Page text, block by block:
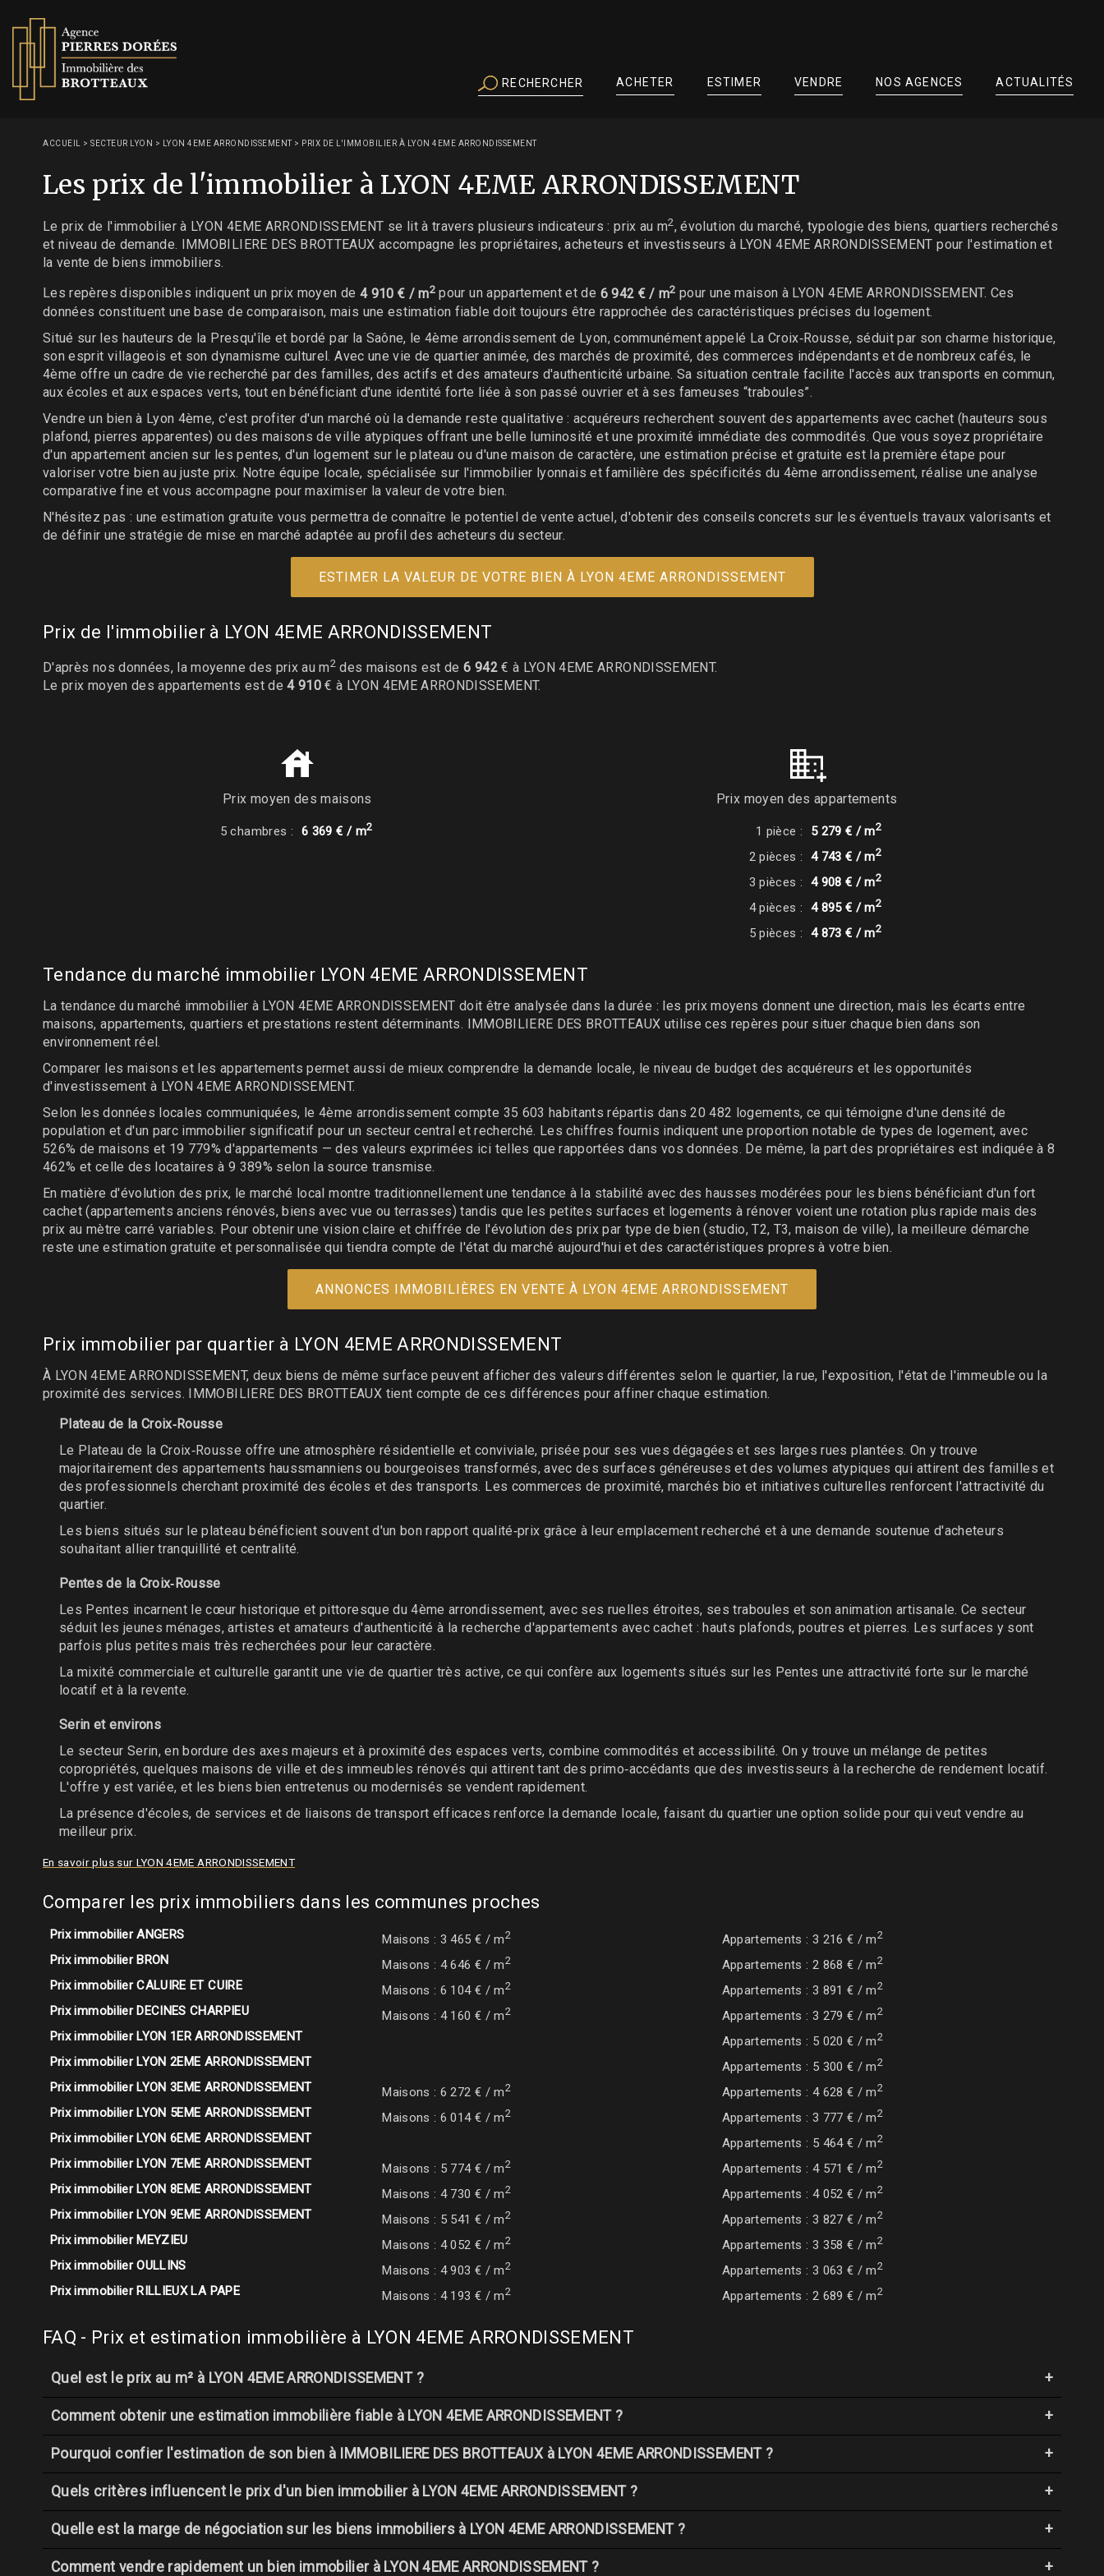
RECHERCHER ACHETER ESTIMER VENDRE NOS AGENCES ACTUALITÉS
ACCUEIL > SECTEUR LYON > LYON 4EME ARRONDISSEMENT> PRIX DE L'IMMOBILIER À LYON 4EME ARRONDISSEMENT
Les prix de l'immobilier à LYON 4EME ARRONDISSEMENT
Le prix de l'immobilier à LYON 4EME ARRONDISSEMENT se lit à travers plusieurs indicateurs : prix au m2, évolution du marché, typologie des biens, quartiers recherchés
et niveau de demande. IMMOBILIERE DES BROTTEAUX accompagne les propriétaires, acheteurs et investisseurs à LYON 4EME ARRONDISSEMENT pour l'estimation et
la vente de biens immobiliers.
Les repères disponibles indiquent un prix moyen de 4 910 € / m2 pour un appartement et de 6 942 € / m2 pour une maison à LYON 4EME ARRONDISSEMENT. Ces
données constituent une base de comparaison, mais une estimation fiable doit toujours être rapprochée des caractéristiques précises du logement.
Situé sur les hauteurs de la Presqu'île et bordé par la Saône, le 4ème arrondissement de Lyon, communément appelé La Croix‑Rousse, séduit par son charme historique,
son esprit villageois et son dynamisme culturel. Avec une vie de quartier animée, des marchés de proximité, des commerces indépendants et de nombreux cafés, le
4ème offre un cadre de vie recherché par des familles, des actifs et des amateurs d'authenticité urbaine. Sa situation centrale facilite l'accès aux transports en commun,
aux écoles et aux espaces verts, tout en bénéficiant d'une identité forte liée à son passé ouvrier et à ses fameuses “traboules”.
Vendre un bien à Lyon 4ème, c'est profiter d'un marché où la demande reste qualitative : acquéreurs recherchent souvent des appartements avec cachet (hauteurs sous
plafond, pierres apparentes) ou des maisons de ville atypiques offrant une belle luminosité et une proximité immédiate des commodités. Que vous soyez propriétaire
d'un appartement ancien sur les pentes, d'un logement sur le plateau ou d'une maison de caractère, une estimation précise et gratuite est la première étape pour
valoriser votre bien au juste prix. Notre équipe locale, spécialisée sur l'immobilier lyonnais et familière des spécificités du 4ème arrondissement, réalise une analyse
comparative fine et vous accompagne pour maximiser la valeur de votre bien.
N'hésitez pas : une estimation gratuite vous permettra de connaître le potentiel de vente actuel, d'obtenir des conseils concrets sur les éventuels travaux valorisants et
de définir une stratégie de mise en marché adaptée au profil des acheteurs du secteur.
ESTIMER LA VALEUR DE VOTRE BIEN À LYON 4EME ARRONDISSEMENT
Prix de l'immobilier à LYON 4EME ARRONDISSEMENT
D'après nos données, la moyenne des prix au m2 des maisons est de6 942€ à LYON 4EME ARRONDISSEMENT.
Le prix moyen des appartements est de4 910 € à LYON 4EME ARRONDISSEMENT.
Prix moyen des maisons
5 chambres : 6 369 € / m2
Prix moyen des appartements
1 pièce : 5 279 € / m2
2 pièces : 4 743 € / m2
3 pièces : 4 908 € / m2
4 pièces : 4 895 € / m2
5 pièces : 4 873 € / m2
Tendance du marché immobilier LYON 4EME ARRONDISSEMENT
La tendance du marché immobilier à LYON 4EME ARRONDISSEMENT doit être analysée dans la durée : les prix moyens donnent une direction, mais les écarts entre
maisons, appartements, quartiers et prestations restent déterminants. IMMOBILIERE DES BROTTEAUX utilise ces repères pour situer chaque bien dans son
environnement réel.
Comparer les maisons et les appartements permet aussi de mieux comprendre la demande locale, le niveau de budget des acquéreurs et les opportunités
d'investissement à LYON 4EME ARRONDISSEMENT.
Selon les données locales communiquées, le 4ème arrondissement compte 35 603 habitants répartis dans 20 482 logements, ce qui témoigne d'une densité de
population et d'un parc immobilier significatif pour un secteur central et recherché. Les chiffres fournis indiquent une proportion notable de types de logement, avec
526% de maisons et 19 779% d'appartements — des valeurs exprimées ici telles que rapportées dans vos données. De même, la part des propriétaires est indiquée à 8
462% et celle des locataires à 9 389% selon la source transmise.
En matière d'évolution des prix, le marché local montre traditionnellement une tendance à la stabilité avec des hausses modérées pour les biens bénéficiant d'un fort
cachet (appartements anciens rénovés, biens avec vue ou terrasses) tandis que les petites surfaces et logements à rénover voient une rotation plus rapide mais des
prix au mètre carré variables. Pour obtenir une vision claire et chiffrée de l'évolution des prix par type de bien (studio, T2, T3, maison de ville), la meilleure démarche
reste une estimation gratuite et personnalisée qui tiendra compte de l'état du marché aujourd'hui et des caractéristiques propres à votre bien.
ANNONCES IMMOBILIÈRES EN VENTE À LYON 4EME ARRONDISSEMENT
Prix immobilier par quartier à LYON 4EME ARRONDISSEMENT
À LYON 4EME ARRONDISSEMENT, deux biens de même surface peuvent afficher des valeurs différentes selon le quartier, la rue, l'exposition, l'état de l'immeuble ou la
proximité des services. IMMOBILIERE DES BROTTEAUX tient compte de ces différences pour affiner chaque estimation.
Plateau de la Croix‑Rousse
Le Plateau de la Croix‑Rousse offre une atmosphère résidentielle et conviviale, prisée pour ses vues dégagées et ses larges rues plantées. On y trouve
majoritairement des appartements haussmanniens ou bourgeoises transformés, avec des surfaces généreuses et des volumes atypiques qui attirent des familles et
des professionnels cherchant proximité des écoles et des transports. Les commerces de proximité, marchés bio et initiatives culturelles renforcent l'attractivité du
quartier.
Les biens situés sur le plateau bénéficient souvent d'un bon rapport qualité‑prix grâce à leur emplacement recherché et à une demande soutenue d'acheteurs
souhaitant allier tranquillité et centralité.
Pentes de la Croix‑Rousse
Les Pentes incarnent le cœur historique et pittoresque du 4ème arrondissement, avec ses ruelles étroites, ses traboules et son animation artisanale. Ce secteur
séduit les jeunes ménages, artistes et amateurs d'authenticité à la recherche d'appartements avec cachet : hauts plafonds, poutres et pierres. Les surfaces y sont
parfois plus petites mais très recherchées pour leur caractère.
La mixité commerciale et culturelle garantit une vie de quartier très active, ce qui confère aux logements situés sur les Pentes une attractivité forte sur le marché
locatif et à la revente.
Serin et environs
Le secteur Serin, en bordure des axes majeurs et à proximité des espaces verts, combine commodités et accessibilité. On y trouve un mélange de petites
copropriétés, quelques maisons de ville et des immeubles rénovés qui attirent tant des primo‑accédants que des investisseurs à la recherche de rendement locatif.
L'offre y est variée, et les biens bien entretenus ou modernisés se vendent rapidement.
La présence d'écoles, de services et de liaisons de transport efficaces renforce la demande locale, faisant du quartier une option solide pour qui veut vendre au
meilleur prix.
En savoir plus sur LYON 4EME ARRONDISSEMENT
Comparer les prix immobiliers dans les communes proches
Prix immobilier ANGERS Maisons : 3 465 € / m2 Appartements : 3 216 € / m2
Prix immobilier BRON Maisons : 4 646 € / m2 Appartements : 2 868 € / m2
Prix immobilier CALUIRE ET CUIRE Maisons : 6 104 € / m2 Appartements : 3 891 € / m2
Prix immobilier DECINES CHARPIEU Maisons : 4 160 € / m2 Appartements : 3 279 € / m2
Prix immobilier LYON 1ER ARRONDISSEMENT Appartements : 5 020 € / m2
Prix immobilier LYON 2EME ARRONDISSEMENT Appartements : 5 300 € / m2
Prix immobilier LYON 3EME ARRONDISSEMENT Maisons : 6 272 € / m2 Appartements : 4 628 € / m2
Prix immobilier LYON 5EME ARRONDISSEMENT Maisons : 6 014 € / m2 Appartements : 3 777 € / m2
Prix immobilier LYON 6EME ARRONDISSEMENT Appartements : 5 464 € / m2
Prix immobilier LYON 7EME ARRONDISSEMENT Maisons : 5 774 € / m2 Appartements : 4 571 € / m2
Prix immobilier LYON 8EME ARRONDISSEMENT Maisons : 4 730 € / m2 Appartements : 4 052 € / m2
Prix immobilier LYON 9EME ARRONDISSEMENT Maisons : 5 541 € / m2 Appartements : 3 827 € / m2
Prix immobilier MEYZIEU Maisons : 4 052 € / m2 Appartements : 3 358 € / m2
Prix immobilier OULLINS Maisons : 4 903 € / m2 Appartements : 3 063 € / m2
Prix immobilier RILLIEUX LA PAPE Maisons : 4 193 € / m2 Appartements : 2 689 € / m2
FAQ - Prix et estimation immobilière à LYON 4EME ARRONDISSEMENT
Quel est le prix au m² à LYON 4EME ARRONDISSEMENT ?
Comment obtenir une estimation immobilière fiable à LYON 4EME ARRONDISSEMENT ?
Pourquoi confier l'estimation de son bien à IMMOBILIERE DES BROTTEAUX à LYON 4EME ARRONDISSEMENT ?
Quels critères influencent le prix d'un bien immobilier à LYON 4EME ARRONDISSEMENT ?
Quelle est la marge de négociation sur les biens immobiliers à LYON 4EME ARRONDISSEMENT ?
Comment vendre rapidement un bien immobilier à LYON 4EME ARRONDISSEMENT ?